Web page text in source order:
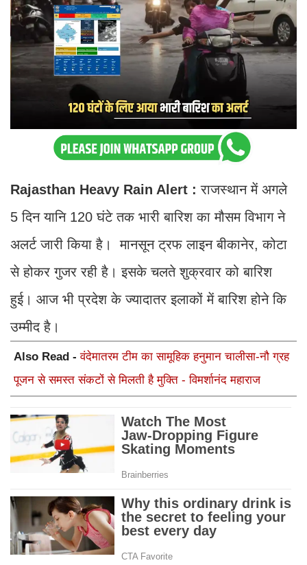
Rajasthan Heavy Rain Alert :राजस्थान में अगले
5 दिन यानि 120 घंटे तक भारी बारिश का मौसम विभाग ने
अलर्ट जारी किया है। मानसून ट्रफ लाइन बीकानेर, कोटा
से होकर गुजर रही है। इसके चलते शुक्रवार को बारिश
हुई। आज भी प्रदेश के ज्यादातर इलाकों में बारिश होने कि
उम्मीद है।
Also Read -वंदेमातरम टीम का सामूहिक हनुमान चालीसा-नौ ग्रह
पूजन से समस्त संकटों से मिलती है मुक्ति - विमर्शानंद महाराज